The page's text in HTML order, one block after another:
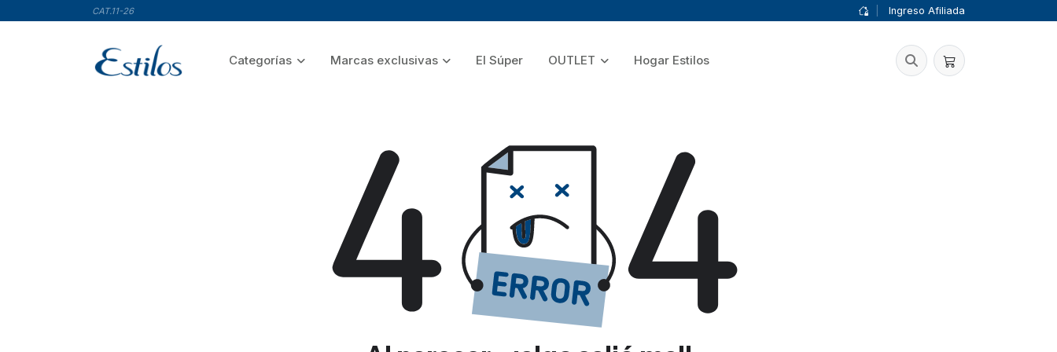
CAT.11-26 Ingreso Afiliada
Categorías Marcas exclusivas El Súper OUTLET Hogar Estilos